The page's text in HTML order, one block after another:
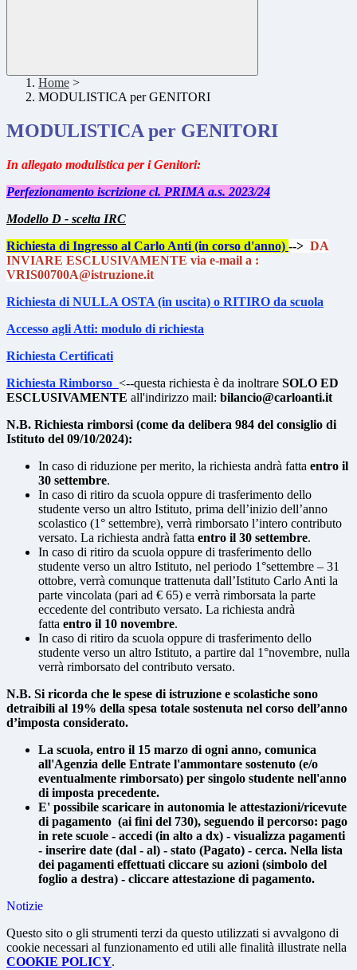
Home >
MODULISTICA per GENITORI
MODULISTICA per GENITORI
In allegato modulistica per i Genitori:
Perfezionamento iscrizione cl. PRIMA a.s. 2023/24
Modello D - scelta IRC
Richiesta di Ingresso al Carlo Anti (in corso d'anno) --> DA
INVIARE ESCLUSIVAMENTE via e-mail a :
VRIS00700A@istruzione.it
Richiesta di NULLA OSTA (in uscita) o RITIRO da scuola
Accesso agli Atti: modulo di richiesta
Richiesta Certificati
Richiesta Rimborso <--questa richiesta è da inoltrare SOLO ED
ESCLUSIVAMENTE all'indirizzo mail: bilancio@carloanti.it
N.B. Richiesta rimborsi (come da delibera 984 del consiglio di
Istituto del 09/10/2024):
In caso di riduzione per merito, la richiesta andrà fatta entro il
30 settembre.
In caso di ritiro da scuola oppure di trasferimento dello
studente verso un altro Istituto, prima dell’inizio dell’anno
scolastico (1° settembre), verrà rimborsato l’intero contributo
versato. La richiesta andrà fatta entro il 30 settembre.
In caso di ritiro da scuola oppure di trasferimento dello
studente verso un altro Istituto, nel periodo 1°settembre – 31
ottobre, verrà comunque trattenuta dall’Istituto Carlo Anti la
parte vincolata (pari ad € 65) e verrà rimborsata la parte
eccedente del contributo versato. La richiesta andrà
fatta entro il 10 novembre.
In caso di ritiro da scuola oppure di trasferimento dello
studente verso un altro Istituto, a partire dal 1°novembre, nulla
verrà rimborsato del contributo versato.
N.B. Si ricorda che le spese di istruzione e scolastiche sono
detraibili al 19% della spesa totale sostenuta nel corso dell’anno
d’imposta considerato.
La scuola, entro il 15 marzo di ogni anno, comunica
all'Agenzia delle Entrate l'ammontare sostenuto (e/o
eventualmente rimborsato) per singolo studente nell'anno
di imposta precedente.
E' possibile scaricare in autonomia le attestazioni/ricevute
di pagamento (ai fini del 730), seguendo il percorso: pago
in rete scuole - accedi (in alto a dx) - visualizza pagamenti
- inserire date (dal - al) - stato (Pagato) - cerca. Nella lista
dei pagamenti effettuati cliccare su azioni (simbolo del
foglio a destra) - cliccare attestazione di pagamento.
Notizie
Questo sito o gli strumenti terzi da questo utilizzati si avvalgono di
cookie necessari al funzionamento ed utili alle finalità illustrate nella
COOKIE POLICY.